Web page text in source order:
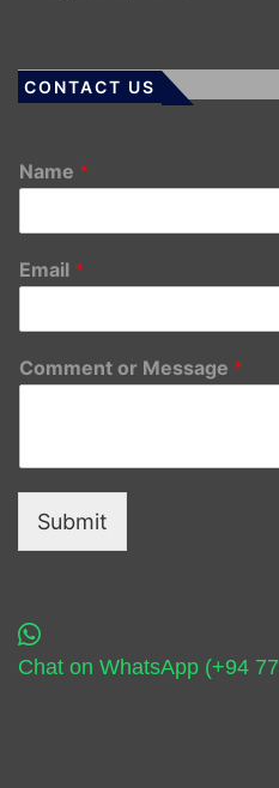
CONTACT US
Name *
Email *
Comment or Message *
Submit
Chat on WhatsApp (+94